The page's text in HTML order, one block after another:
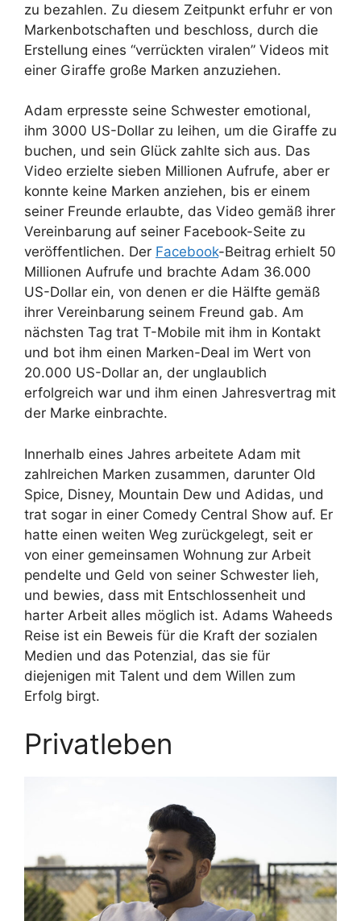
zu bezahlen. Zu diesem Zeitpunkt erfuhr er von
Markenbotschaften und beschloss, durch die
Erstellung eines “verrückten viralen” Videos mit
einer Giraffe große Marken anzuziehen.
Adam erpresste seine Schwester emotional,
ihm 3000 US-Dollar zu leihen, um die Giraffe zu
buchen, und sein Glück zahlte sich aus. Das
Video erzielte sieben Millionen Aufrufe, aber er
konnte keine Marken anziehen, bis er einem
seiner Freunde erlaubte, das Video gemäß ihrer
Vereinbarung auf seiner Facebook-Seite zu
veröffentlichen. Der Facebook-Beitrag erhielt 50
Millionen Aufrufe und brachte Adam 36.000
US-Dollar ein, von denen er die Hälfte gemäß
ihrer Vereinbarung seinem Freund gab. Am
nächsten Tag trat T-Mobile mit ihm in Kontakt
und bot ihm einen Marken-Deal im Wert von
20.000 US-Dollar an, der unglaublich
erfolgreich war und ihm einen Jahresvertrag mit
der Marke einbrachte.
Innerhalb eines Jahres arbeitete Adam mit
zahlreichen Marken zusammen, darunter Old
Spice, Disney, Mountain Dew und Adidas, und
trat sogar in einer Comedy Central Show auf. Er
hatte einen weiten Weg zurückgelegt, seit er
von einer gemeinsamen Wohnung zur Arbeit
pendelte und Geld von seiner Schwester lieh,
und bewies, dass mit Entschlossenheit und
harter Arbeit alles möglich ist. Adams Waheeds
Reise ist ein Beweis für die Kraft der sozialen
Medien und das Potenzial, das sie für
diejenigen mit Talent und dem Willen zum
Erfolg birgt.
Privatleben